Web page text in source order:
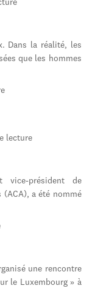
Dans la réalité, les
que les hommes
lecture
vice-président de
(ACA), a été nommé
une rencontre
le Luxembourg » à